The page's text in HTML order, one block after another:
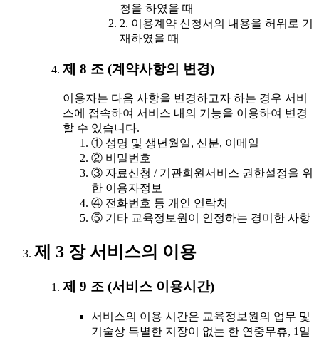
청을 하였을 때
2. 이용계약 신청서의 내용을 허위로 기
재하였을 때
제 8 조 (계약사항의 변경)
이용자는 다음 사항을 변경하고자 하는 경우 서비
스에 접속하여 서비스 내의 기능을 이용하여 변경
할 수 있습니다.
① 성명 및 생년월일, 신분, 이메일
② 비밀번호
③ 자료신청 / 기관회원서비스 권한설정을 위
한 이용자정보
④ 전화번호 등 개인 연락처
⑤ 기타 교육정보원이 인정하는 경미한 사항
제 3 장 서비스의 이용
제 9 조 (서비스 이용시간)
서비스의 이용 시간은 교육정보원의 업무 및
기술상 특별한 지장이 없는 한 연중무휴, 1일